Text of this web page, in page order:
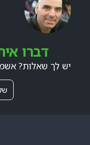
דברו
יש לך שאלות?